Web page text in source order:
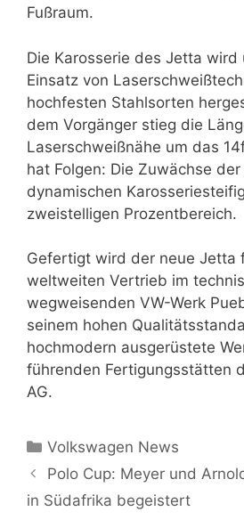
Fußraum.
Die Karosserie des Jetta
Einsatz von
hochfesten Stahlsorten
dem Vorgänger stieg die
Laserschweißnähe um das
hat Folgen: Die Zuwächse
dynamischen
zweistelligen Prozentbereich.
Gefertigt wird der neue Jetta
weltweiten Vertrieb im
wegweisenden VW-Werk
seinem hohen
hochmodern ausgerüstete
führenden Fertigungsstätten
AG.
Kategorien
Volkswagen News
Polo Cup: Meyer und
in Südafrika begeistert